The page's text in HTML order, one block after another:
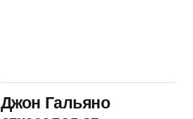
Джон Гальяно